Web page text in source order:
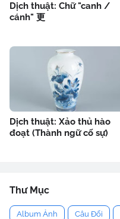
Dịch thuật: Chữ "canh /
cánh" 更
Dịch thuật: Xảo thủ hào
đoạt (Thành ngữ cố sự)
Thư Mục
Album Ảnh Câu Đối